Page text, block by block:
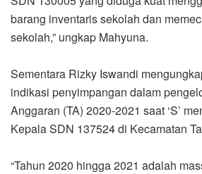
barang inventaris sekolah dan
sekolah,” ungkap Mahyuna.
Sementara Rizky Iswandi
indikasi penyimpangan dalam
Anggaran (TA) 2020-2021 saat ‘S’
Kepala SDN 137524 di Kecamatan
“Tahun 2020 hingga 2021 adalah